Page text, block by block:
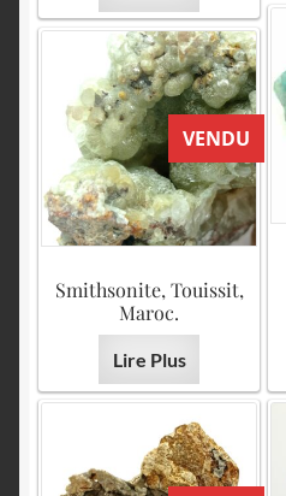
VENDU
Smithsonite, Touissit,
Maroc.
Lire Plus